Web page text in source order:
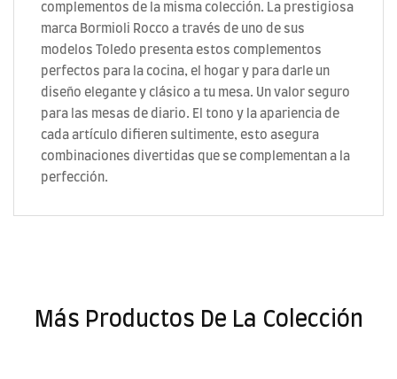
complementos de la misma colección. La prestigiosa
marca Bormioli Rocco a través de uno de sus
modelos Toledo presenta estos complementos
perfectos para la cocina, el hogar y para darle un
diseño elegante y clásico a tu mesa. Un valor seguro
para las mesas de diario. El tono y la apariencia de
cada artículo difieren sultimente, esto asegura
combinaciones divertidas que se complementan a la
perfección.
Más Productos De La Colección